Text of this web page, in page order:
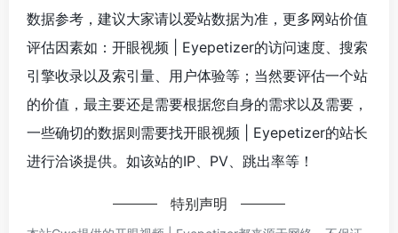
数据参考，建议大家请以爱站数据为准，更多网站价值
评估因素如：开眼视频 | Eyepetizer的访问速度、搜索
引擎收录以及索引量、用户体验等；当然要评估一个站
的价值，最主要还是需要根据您自身的需求以及需要，
一些确切的数据则需要找开眼视频 | Eyepetizer的站长
进行洽谈提供。如该站的IP、PV、跳出率等！
特别声明